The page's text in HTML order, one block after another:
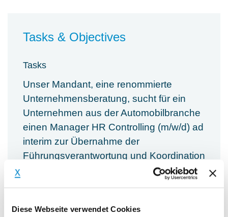
Diese Webseite verwendet Cookies
Tasks & Objectives
Tasks
Unser Mandant, eine renommierte
Unternehmensberatung, sucht für ein
Unternehmen aus der Automobilbranche
einen Manager HR Controlling (m/w/d) ad
interim zur Übernahme der
Führungsverantwortung und Koordination
(Neu-)Ausrichtung der HR-Funktion im